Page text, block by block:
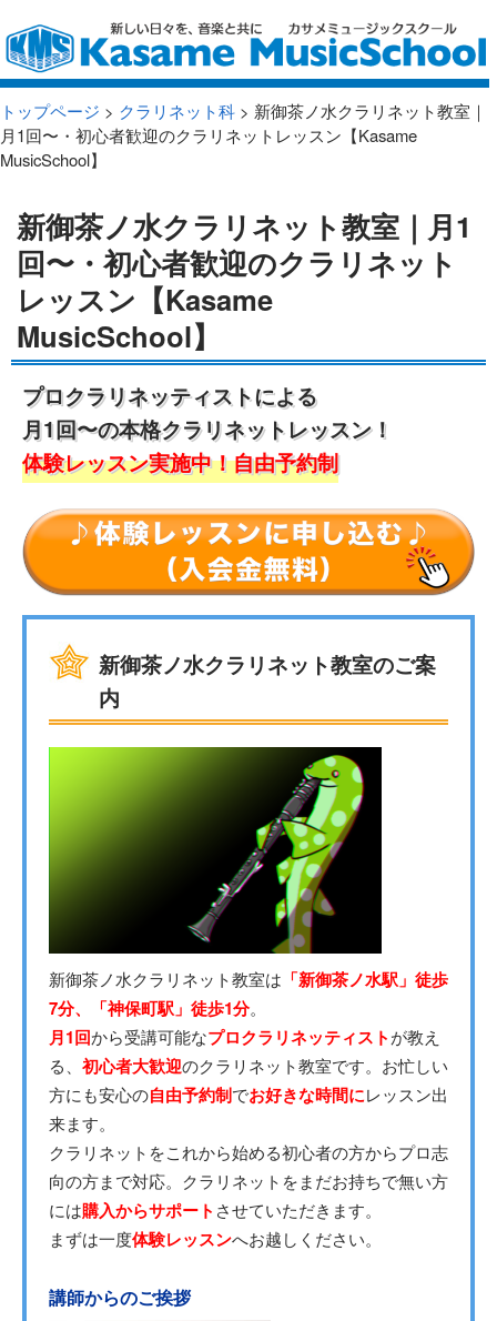
トップページ > クラリネット科 > 新御茶ノ水クラリネット教室｜
月1回〜・初心者歓迎のクラリネットレッスン【Kasame
MusicSchool】
新御茶ノ水クラリネット教室｜月1
回〜・初心者歓迎のクラリネット
レッスン【Kasame
MusicSchool】
プロクラリネッティストによる
月1回〜の本格クラリネットレッスン！
体験レッスン実施中！自由予約制
新御茶ノ水クラリネット教室のご案
内
新御茶ノ水クラリネット教室は 「新御茶ノ水駅」徒歩
7分、「神保町駅」徒歩1分。
月1回から受講可能なプロクラリネッティストが教え
る、 初心者大歓迎のクラリネット教室です。お忙しい
方にも安心の自由予約制でお好きな時間にレッスン出
来ます。
クラリネットをこれから始める初心者の方からプロ志
向の方まで対応。クラリネットをまだお持ちで無い方
には購入からサポート させていただきます。
まずは一度体験レッスンへお越しください。
講師からのご挨拶